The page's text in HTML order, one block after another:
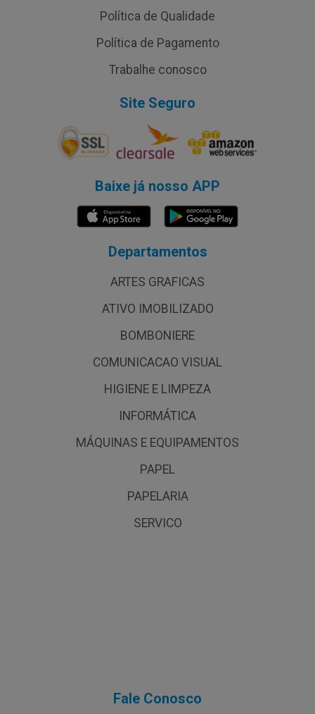
Política de Qualidade
Política de Pagamento
Trabalhe conosco
Site Seguro
Baixe já nosso APP
Departamentos
ARTES GRAFICAS
ATIVO IMOBILIZADO
BOMBONIERE
COMUNICACAO VISUAL
HIGIENE E LIMPEZA
INFORMÁTICA
MÁQUINAS E EQUIPAMENTOS
PAPEL
PAPELARIA
SERVICO
Fale Conosco